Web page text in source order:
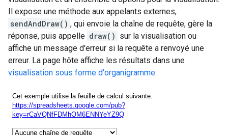
Il expose une méthode aux appelants externes,
sendAndDraw() , qui envoie la chaîne de requête, gère la
réponse, puis appelle draw() sur la visualisation ou
affiche un message d'erreur si la requête a renvoyé une
erreur. La page hôte affiche les résultats dans une
visualisation sous forme d'organigramme.